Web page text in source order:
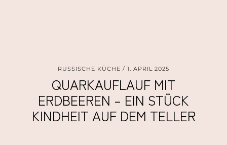
RUSSISCHE KÜCHE 1. APRIL 2025
QUARKAUFLAUF MIT
ERDBEEREN – EIN STÜCK
KINDHEIT AUF DEM TELLER